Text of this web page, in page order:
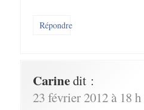
Répondre
Carinedit :
23 février 2012 à 18